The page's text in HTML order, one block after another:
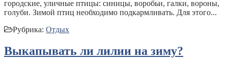
городские, уличные птицы: синицы, воробьи, галки, вороны,
голуби. Зимой птиц необходимо подкармливать. Для этого...
Рубрика: Отдых
Выкапывать ли лилии на зиму?